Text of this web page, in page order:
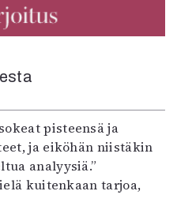
pisteensä ja
ja eiköhän niistäkin
analyysiä.”
kuitenkaan tarjoa,